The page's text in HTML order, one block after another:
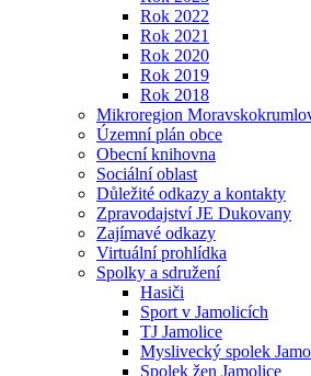
Rok 2022
Rok 2021
Rok 2020
Rok 2019
Rok 2018
Mikroregion
Územní plán obce
Obecní knihovna
Sociální oblast
Důležité odkazy a kontakty
Zpravodajství JE Dukovany
Zajímavé odkazy
Virtuální prohlídka
Spolky a sdružení
Hasiči
Sport v Jamolicích
TJ Jamolice
Myslivecký spolek
Spolek žen Jamolice